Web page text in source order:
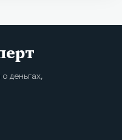
деньгах,